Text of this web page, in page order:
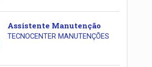
Assistente Manutenção
TECNOCENTER MANUTENÇÕES